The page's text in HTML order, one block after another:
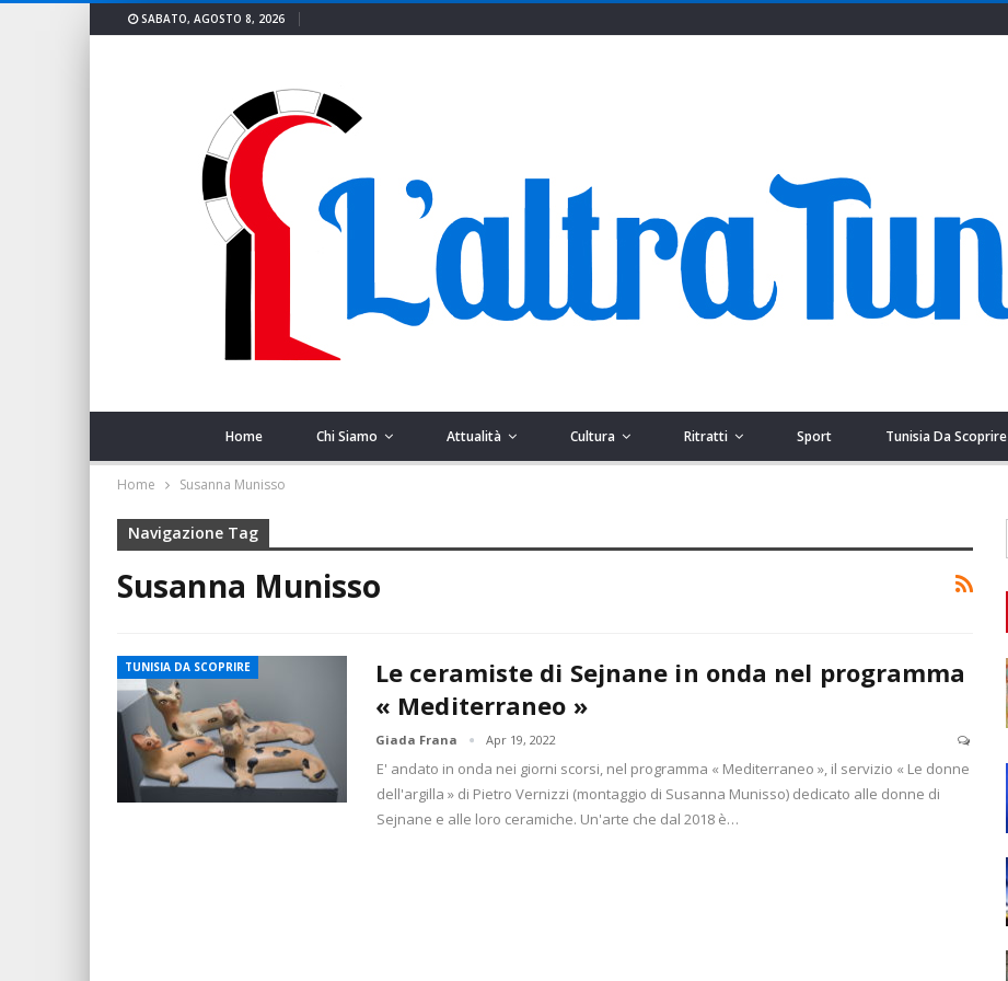
SABATO, AGOSTO 8, 2026
Home Chi Siamo Attualità Cultura Ritratti Sport Tunisia Da Scoprire
Home Susanna Munisso
Navigazione Tag
Susanna Munisso
TUNISIA DA SCOPRIRE
Le ceramiste di Sejnane in onda nel programma
« Mediterraneo »
Giada Frana Apr 19, 2022
E' andato in onda nei giorni scorsi, nel programma « Mediterraneo », il servizio « Le donne
dell'argilla » di Pietro Vernizzi (montaggio di Susanna Munisso) dedicato alle donne di
Sejnane e alle loro ceramiche. Un'arte che dal 2018 è…